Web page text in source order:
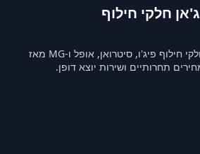
ג'אן חלקי חילוף
השותף המהימן שלכם לחלקי חילוף פיג'ו, סיטרואן, אופל ו-MG מאז